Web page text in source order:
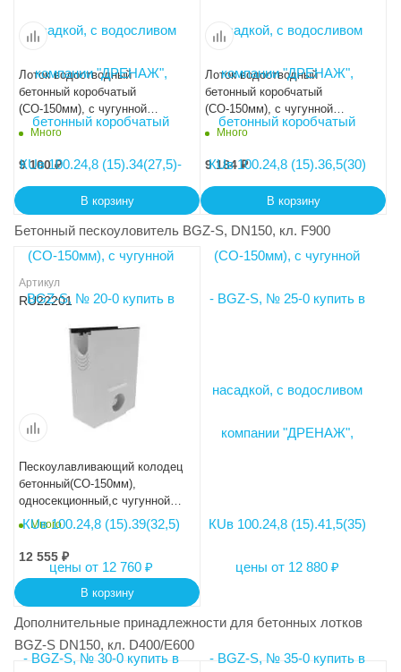
Лоток водоотводный
бетонный коробчатый
(СО-150мм), с чугунной
насадкой, с водосливом КUв
№ 30-0
Много
9 100₽
В корзину
Лоток водоотводный
бетонный коробчатый
(СО-150мм), с чугунной
насадкой, с водосливом КUв
№ 35-0
Много
9 184₽
В корзину
Бетонный пескоуловитель BGZ-S, DN150, кл. F900
Артикул
RU22201
Пескоулавливающий колодец
бетонный(СО-150мм),
односекционный,с чугунной
насадкой ПКП
50.26,1(15).69(62,5)-BGZ-S
Много
12 555 ₽
В корзину
Дополнительные принадлежности для бетонных лотков
BGZ-S DN150, кл. D400/E600